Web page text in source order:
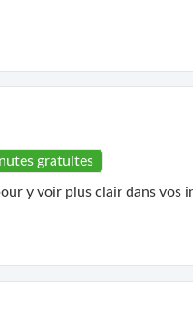
gratuites
y voir plus clair dans vos